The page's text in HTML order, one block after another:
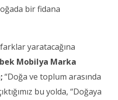
bir fidana
yaratacağına
Mobilya Marka
“Doğa ve toplum arasında
bu yolda, “Doğaya